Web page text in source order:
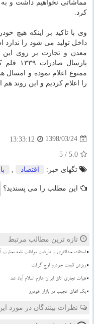
مماشاتی نخواهیم داشت و
كرد.
وی با تاكید بر اینكه هیچ
داخل تولید می شود را
معدن و تجارت بر روی
را اعلام كردیم و این روند
1398/03/24
13:33:12
5.0
/ 5
تگهای خبر:
اقتصاد ,
این مطلب را می پسندید؟
تازه ترین مطالب مرتبط
استفاده حداکثری از ظرفیت موافقت نامه تجارت
ریزش قیمت خودرو اوج گرفت
هیات تجاری اتاق ایران عازم اسلام آباد شد
بک اتفاق عجیب در بازار خودرو
نظرات بینندگان در مورد